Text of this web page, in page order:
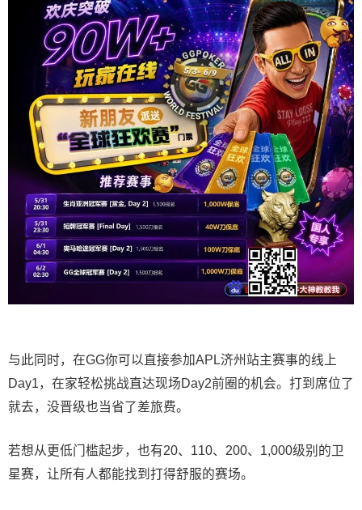
与此同时，在GG你可以直接参加APL济州站主赛事的线上
Day1，在家轻松挑战直达现场Day2前圈的机会。打到席位了
就去，没晋级也当省了差旅费。
若想从更低门槛起步，也有20、110、200、1,000级别的卫
星赛，让所有人都能找到打得舒服的赛场。